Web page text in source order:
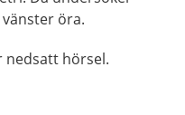
öra.
nedsatt hörsel.